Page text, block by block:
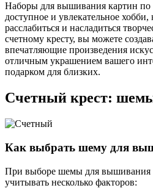
Наборы для вышивания картин по
доступное и увлекательное
расслабиться и насладиться
счетному кресту, вы можете
впечатляющие произведения
отличным украшением вашего
подарком для близких.
Счетный крест:
Как выбрать шему для
При выборе шемы для вышивания
учитывать несколько факторов: